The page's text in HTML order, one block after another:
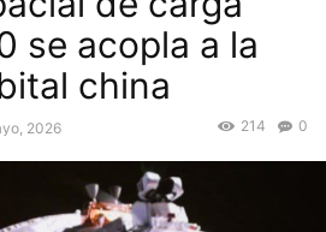
se acopla a la
china
2026 0
214